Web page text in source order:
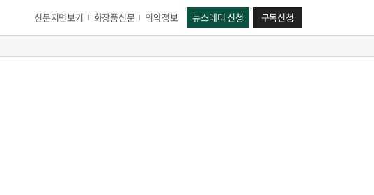
신문지면보기 화장품신문 의약정보 뉴스레터 신청 구독신청